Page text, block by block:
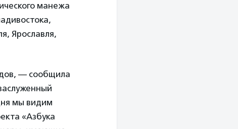
манежа
Ярославля,
— сообщила
мы видим
«Азбука